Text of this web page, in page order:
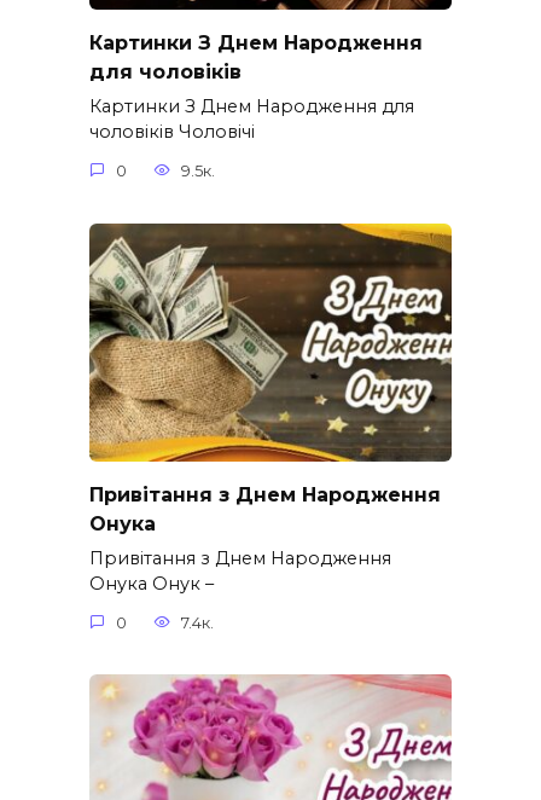
Картинки З Днем Народження
для чоловіків​
Картинки З Днем Народження для
чоловіків​ Чоловічі
0 9.5к.
Привітання з Днем Народження
Онука
Привітання з Днем Народження
Онука Онук –
0 7.4к.